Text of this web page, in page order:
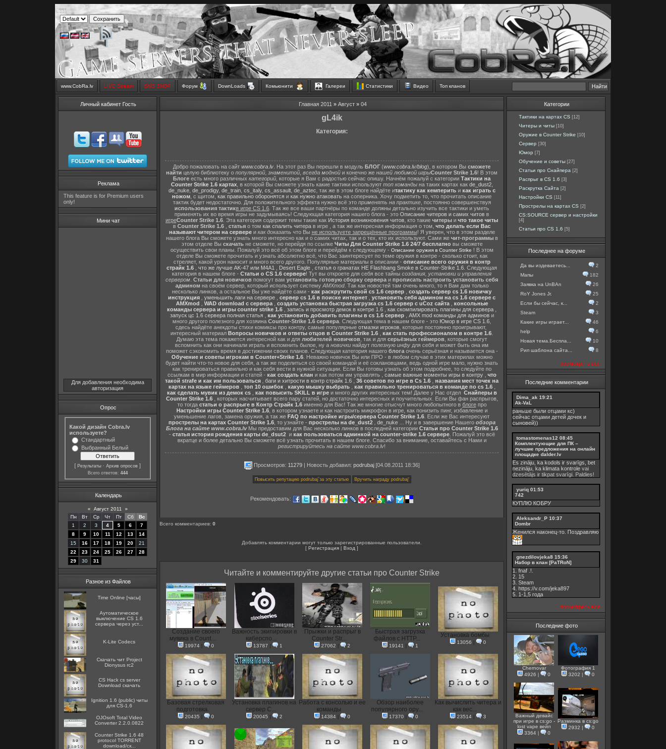
www.CobRa.lv LIVE Stream SMS SHOP Форум DownLoads Комьюнити Галереи Статистики Видео Топ кланов
Личный кабинет Гость
Реклама
This feature is for Premium users
only!
Мини чат
Для добавления необходима
авторизация
Опрос
Какой дизайн Cobra.lv
используете?
Стандартный
Выбранный Белый
[ Результаты · Архив опросов ]
Всего ответов: 444
Календарь
« Август 2011
»
Пн
Вт Ср Чт Пт Сб
Вс
1
2 3 4 5 6
7
8
9 10 11 12 13
14
15
16 17 18 19 20
21
22
23 24 25 26 27
28
29
30 31
Разное из Файлов
Time Online [часы]
Аутоматическое
выключение CS 1.6
сервера через уст...
K-Lite Codecs
Скачать чит Project
Dionysus rc2
CS Hack cs server
Download скачать
Ignition 1.6 (public) читы
для CS-1.6
OJOsoft Total Video
Converter 2.2.0.0822
Counter Strike 1.6 48
protocol TORRENT
download/ск...
Главная 2011 » Август » 04
gL4ik
Категория:
Добро пожаловать на сайт www.cobra.lv . На этот раз Вы перешли в модуль БЛОГ (www.cobra.lv/blog), в котором Вы сможете
найти целую библиотеку о популярной знаменитой всегда модной и конечно же нашей любимой игрыCounter Strike 1.6! В этом
Блоге есть много различных категорий , которые я Вам с радостью сейчас опишу. Начнём пожалуй с категории Тактики на
Counter Strike 1.6 картах, в которой Вы сможете узнать какие тактики используют топ командына таких картах как de_dust2,
de_nuke, de_prodigy, de_train, cs_italy, cs_assault, de_aztec , так же в этом блоге найдёте итактику как кемперитьи как играть с
ножом , с щитом, как правильно оборонятся и как нужно атаковать на соперника. Хочу подметить то, что прочитать описание
тактик будет недостаточно. Для положительного эффекта нужно всё это применять на практике, постоянно совершенствуя
использования тактикв игре CS 1.6 . Так же все ваши партнёры по команде должны детально изучить все тактики и уметь
применять их во время игры не задумываясь! Следующая категория нашего блога - это Описание читеров и самих читов в
игреCounter Strike 1.6 . Эта категория содержит темы такие как История возникновения читов , кто такие читеры и что такое читы
в Counter Strike 1.6 статья о том как спалить читера в игре , а так же интересная информация о том, что делать если Вас
называют читером на сервереи как доказать что Вы не используете запрещённые программы! Я уверен, что в этом разделе
нашего блога Вы сможете узнать много интересно как и о самих читах, так и о тех, кто их используют. Сами же чит-программыв
этом отделе Вы скачатьне сможете, но перейдя по ссылке Читы Для Counter Strike 1.6 24/7 бесплатновы сможете
осуществить свои планы. Пожалуй это всё об этом блоге и перейдём к следующему - Описание оружия в Counter Strike ! В этом
отделе Вы сможете прочитать и узнать абсолютно всё, что Вас заинтересует по теме оружия в контре - сколько стоит, как
стреляет, какой урон наносит и много всего другого. Популярные материалы в описании - описание всего оружия в контр
страйк 1.6
что же лучше AK-47 или M4A1 Desert Eagle статья о гранатах HE Flashbang Smoke в Counter-Strike 1.6 . Следующая
категория в нашем блоге - Статьи о CS 1.6 сервере! Тут вы откроете для себя все тайны создания, установки и управления
сервером Статьи для новичков помогут вам установить готовую сборку сервера и прописать настроить установить себя
админомна своём сервер, который использует систему AMXmod. Так как новостей там очень много, то я Вам дам только
несколько линков, а остальное Вы уже найдёте сами - как раскрутить свой cs 1.6 сервер
создать сервер cs 1.6 новичку
инструкция
уменьшить лаги на сервере сервер cs 1.6 в поиске интернет
установить себя админом на cs 1.6 сервере с
AMXmod
WAD download с сервера, создать установка быстрая загрузка cs 1.6 сервер с uCoz сайта, консольные
команды сервера и игры counter strike 1.6
запись и просмотр демок в контре 1.6 как скомпилировать плагины для сервера
запуск цс 1.6 сервера полная статья, как установить добавить плагины в cs 1.6 сервер, AMX mod команды для админови
много другого полезного для хозяина Counter-Strike 1.6 сервера . Следующая тема в нашем блоге - это Юмор в игре CS 1.6
сдесь найдёте анекдоты стихи комиксы про контру, самые популярные отмазки игроков , которые постоянно проигрывают,
интересный материал Вопросы новичков и ответы отцов в Counter Strike 1.6 как стать профессионалом в контре 1.6
Думаю эта тема покажется интересной как и для любителей новичков , так и для серьёзных геймеров , которые смогут
вспомнить как они начинали играть и вспомнить былое, ну а новички найдут полезную инфу для себя и может быть она им
поможет сэкономить время в достижении своих планов. Следующая категория нашего блогаочень серьёзная и называется она -
Обучение и советы игрокам в Counter+Strike 1.6. Неважно новичок Вы или ПРО - в любом случае в этих материлах можно
будет найти что-то новое для себя, а так же поделиться со своей командой и её соклановцами, ведь одной игре мало, нужно знать
как тренироваться правильно и как себя вести в нужной ситуации. Если Вы готовы узнать об этом подробнее, то следуйте по
ссылкам в мир информации и статей - как создать клан и как потом им управлять , самые важные моменты игры в контру, что
такой strafe и как им пользоваться
баги и хитрости в контр страйк 1.6 36 советов по игре в Cs 1.6
названия мест точек на
картах на языке геймеров, топ 10 ошибок, какую мышку выбрать, как правильно тренироваться в команде по cs 1.6,
как сделать мувик из демок cs, как повысить SKILL в игреи много других интересных тем! Далее у Нас отдел Снайперы в
Counter Strike 1.6, которых насчитывает всего пару статей, но достаточно интересных и поучительных. Если Вы фан распрыгов,
то тогда статьи о распрыге в Контр Страйк 1.6именно для Вас! Так же многие отысчут много любопытного в блогепро
Настройки игры Counter Strike 1.6, в котором узнаете и как настроить микрофон в игре, как понизить пинг, избавление и
уменьшение лагов, замена оружия, а так же FAQ по настройке игры/сервера Counter Strike 1.6 . Если же Вас интересуют
прострелы на картах Counter Strike 1.6, то узнайте - прострелы на de_dust2, de_nuke... Ну и в завершение Нашего обзора
Блога на сайте www.cobra.lvМы предоставим для Вас несколько линков в последней категории Статьи про Counter Strike 1.6
- статья история рождения карты de_dsut2и как пользоваться админкой на counter-strike 1.6 сервере. Пожалуй это всё
вкратце и более детально Вы сможете всё узнать прочитать в нашем блоге. Спасибо за внимание, оставайтесь с Нами и
регистрируйтесь на сайте www.cobra.lv!
Просмотров: 11279| Новость добавил: podrubaj[04.08.2011 18:36]
Рекомендовать:
Всего комментариев: 0
Добавлять комментарии могут только зарегистрированные пользователи.
[ Регистрация | Вход ]
Читайте и комментируйте другие статьи про Counter Strike
Создание своего
мувика в Count...
19974| 0
Важность экипировки в
киберспо...
13787 | 1
Прыжки и распрыг в
Counter Str...
27062 | 2
Быстрая загрузка
файлов с HTTP...
19141 | 1
Установка бомбы
13056 | 0
Базовая стрелковая
подготовка.
20435 | 0
Установка плагинов на
сервер C...
20045 | 2
Работа с консолью и ее
команды
14384 | 0
Обзор наиболее
популярного ору...
17370 | 0
Как вычислить читера и
как вес...
23514 | 3
Категории
Тактики на картах CS [12]
Читеры и читы [10]
Оружие в Counter Strike [10]
Сервер [30]
Юмор [7]
Обучение и советы [27]
Статьи про Снайпера [2]
Распрыг в CS 1.6 [3]
Раскрутка Сайта [2]
Настройки CS [11]
Прострелы на картах CS [2]
CS:SOURCE сервер и настройки
[4]
Статьи про CS 1.6 [5]
Последнее на форуме
Да вы издеваетесь...
2
Мапы
182
Заявка на UnBAn
26
RoY Jones Jr.
25
Если бы сейчас, к...
2
Steam
3
Какие игры играет...
46
help
6
Новая тема.Беспла...
10
Рип шаблона сайта...
8
посмотреть все
Последние комментарии
Dima_ak 19:21
Ak-VaL
раньше были отцами кс)
сейчас отцами детей дочек и
сыновей))
tomastomenas12 08:45
Комплектующие для ПК –
лучшие предложения на онлайн
площадке dalder.lv
Es zināju, ka kodols ir svarīgs, bet
nezināju, ka klimata kontrole vai
dzesētājs ir tikpat svarīgi. Paldies!
yuriq 01:53
742
КУПЛЮ КОБРУ
Aleksandr_P 10:37
Dombr
Женился наконец-то. Поздравляю
gnezdilovjeka8 15:36
Набор в клан [PaTRoN]
1. fnaf .!.
2. 15
3. Steam
4. https://v.com/jeka897
5. 1-1,5 годa
посмотреть все
Последние фото
Chernovar
4926 | 0
Фотография 1
3202 | 0
Важный девайс
при игре в cs:go -
lost vape вейп
3364 | 0
Разминка в cs:go
2932 | 0